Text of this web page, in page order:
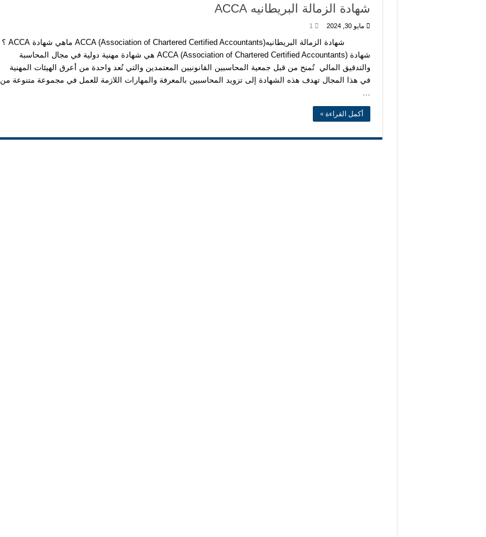
محتوى شهادة CMA PART 1
شهاده CFA
سلسه شرح قيود اليومية من البداية للنهايه
سلسه شرح قيود اليومية من البداية للنهايه
شهادة الزمالة البريطانيه ACCA
مايو 30, 2024 1
شهادة الزمالة البريطانيه(ACCA (Association of Chartered Certified Accountants ماهي شهادة ACCA ؟
شهادة ACCA (Association of Chartered Certified Accountants) هي شهادة مهنية دولية في مجال المحاسبة
والتدقيق المالي تُمنح من قبل جمعية المحاسبين القانونيين المعتمدين والتي تُعد واحدة من أعرق الهيئات المهنية
في هذا المجال تهدف هذه الشهادة إلى تزويد المحاسبين بالمعرفة والمهارات اللازمة للعمل في مجموعة متنوعة من
…
أكمل القراءة »